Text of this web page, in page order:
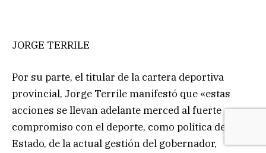
JORGE TERRILE
Por su parte, el titular de la cartera deportiva
provincial, Jorge Terrile manifestó que «estas
acciones se llevan adelante merced al fuerte
compromiso con el deporte, como política de
Estado, de la actual gestión del gobernador,